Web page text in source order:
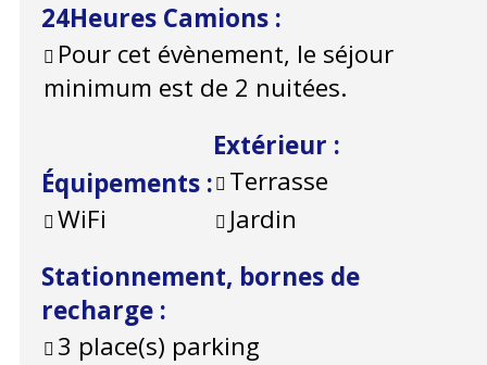
24Heures Camions :
Pour cet évènement, le séjour
minimum est de 2 nuitées.
Équipements :
WiFi
Extérieur :
Terrasse
Jardin
Stationnement, bornes de
recharge :
3 place(s) parking